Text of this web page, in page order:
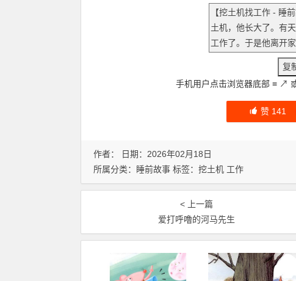
手机用户点击浏览器底部 ≡ ↗
赞 141
作者： 日期：2026年02月18日
所属分类：
睡前故事 标签： 挖土机 工作
< 上一篇
爱打呼噜的河马先生